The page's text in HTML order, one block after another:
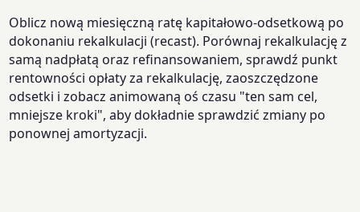
Oblicz nową miesięczną ratę kapitałowo-odsetkową po
dokonaniu rekalkulacji (recast). Porównaj rekalkulację z
samą nadpłatą oraz refinansowaniem, sprawdź punkt
rentowności opłaty za rekalkulację, zaoszczędzone
odsetki i zobacz animowaną oś czasu "ten sam cel,
mniejsze kroki", aby dokładnie sprawdzić zmiany po
ponownej amortyzacji.